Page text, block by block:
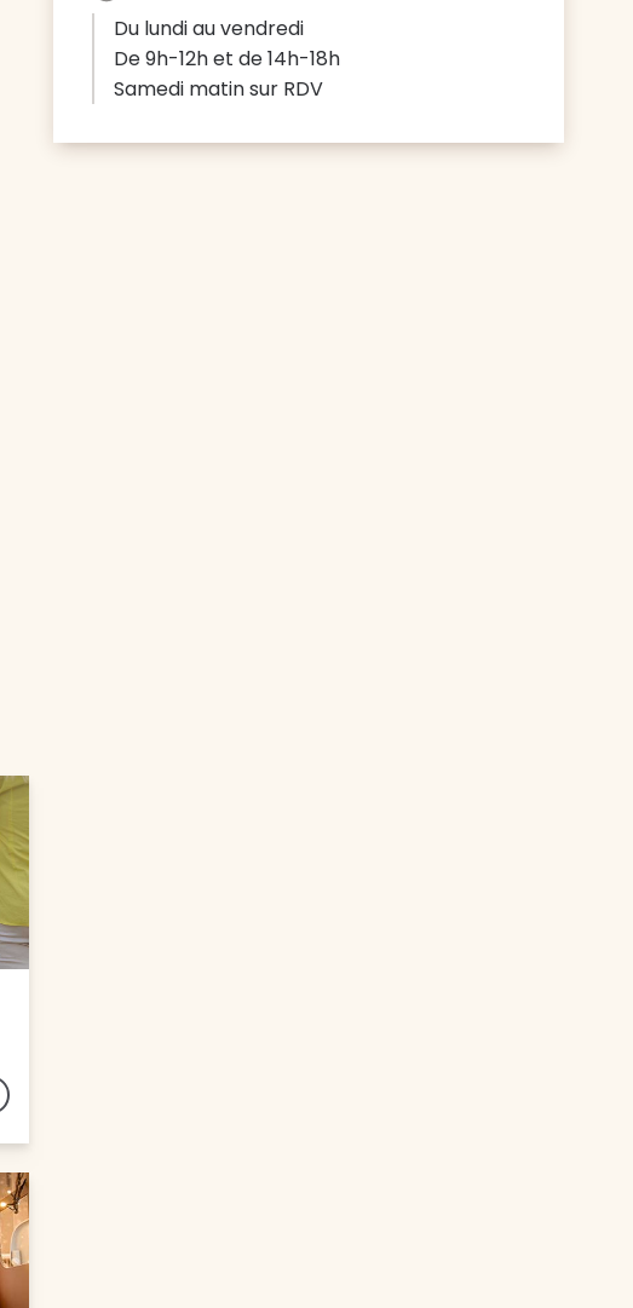
Du lundi au vendredi
De 9h-12h et de 14h-18h
Samedi matin sur RDV